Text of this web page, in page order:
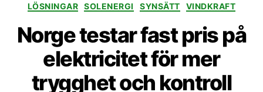
LÖSNINGAR
SOLENERGI SYNSÄTT VINDKRAFT
Norge testar fast pris på
elektricitet för mer
trygghet och kontroll